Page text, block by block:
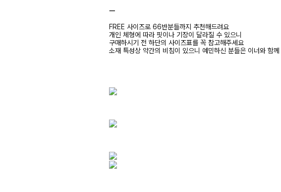
ㅡ
FREE 사이즈로 66반분들까지 추천해드려요
개인 체형에 따라 핏이나 기장이 달라질 수 있으니
구매하시기 전 하단의 사이즈표를 꼭 참고해주세요
소재 특성상 약간의 비침이 있으니 예민하신 분들은 이너와 함